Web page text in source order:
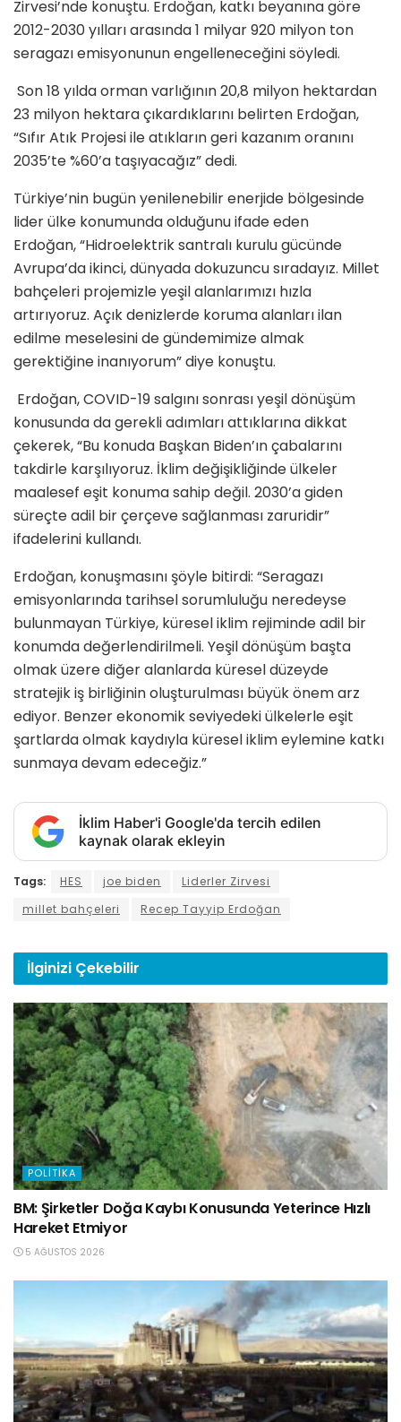
Zirvesi’nde konuştu. Erdoğan, katkı beyanına göre
2012-2030 yılları arasında 1 milyar 920 milyon ton
seragazı emisyonunun engelleneceğini söyledi.
Son 18 yılda orman varlığının 20,8 milyon hektardan
23 milyon hektara çıkardıklarını belirten Erdoğan,
“Sıfır Atık Projesi ile atıkların geri kazanım oranını
2035’te %60’a taşıyacağız” dedi.
Türkiye’nin bugün yenilenebilir enerjide bölgesinde
lider ülke konumunda olduğunu ifade eden
Erdoğan, “Hidroelektrik santralı kurulu gücünde
Avrupa’da ikinci, dünyada dokuzuncu sıradayız. Millet
bahçeleri projemizle yeşil alanlarımızı hızla
artırıyoruz. Açık denizlerde koruma alanları ilan
edilme meselesini de gündemimize almak
gerektiğine inanıyorum” diye konuştu.
Erdoğan, COVID-19 salgını sonrası yeşil dönüşüm
konusunda da gerekli adımları attıklarına dikkat
çekerek, “Bu konuda Başkan Biden’ın çabalarını
takdirle karşılıyoruz. İklim değişikliğinde ülkeler
maalesef eşit konuma sahip değil. 2030’a giden
süreçte adil bir çerçeve sağlanması zaruridir”
ifadelerini kullandı.
Erdoğan, konuşmasını şöyle bitirdi: “Seragazı
emisyonlarında tarihsel sorumluluğu neredeyse
bulunmayan Türkiye, küresel iklim rejiminde adil bir
konumda değerlendirilmeli. Yeşil dönüşüm başta
olmak üzere diğer alanlarda küresel düzeyde
stratejik iş birliğinin oluşturulması büyük önem arz
ediyor. Benzer ekonomik seviyedeki ülkelerle eşit
şartlarda olmak kaydıyla küresel iklim eylemine katkı
sunmaya devam edeceğiz.”
İklim Haber'i Google'da tercih edilen
kaynak olarak ekleyin
Tags: HES joe biden
Liderler Zirvesi
millet bahçeleri
Recep Tayyip Erdoğan
İlginizi Çekebilir
POLITIKA
BM: Şirketler Doğa Kaybı Konusunda Yeterince Hızlı
Hareket Etmiyor
5 AĞUSTOS 2026